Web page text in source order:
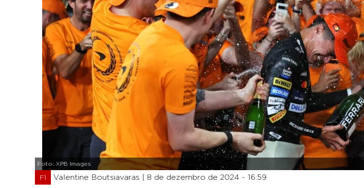
Foto: XPB Images
F1 Valentine Boutsiavaras | 8 de dezembro de 2024 - 16:59